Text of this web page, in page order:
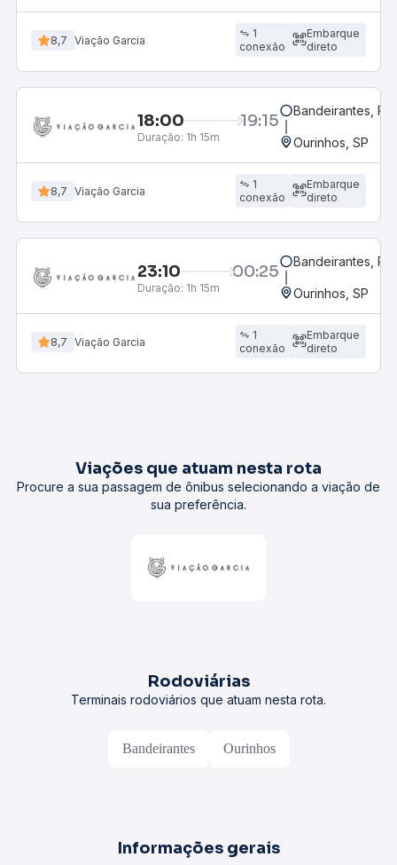
8,7 Viação Garcia
1
conexão
Embarque
direto
18:00 19:15
Duração: 1h 15m
Bandeirantes, PR
Ourinhos, SP
8,7 Viação Garcia
1
conexão
Embarque
direto
23:10 00:25
Duração: 1h 15m
Bandeirantes, PR
Ourinhos, SP
8,7 Viação Garcia
1
conexão
Embarque
direto
Viações que atuam nesta rota
Procure a sua passagem de ônibus selecionando a viação de
sua preferência.
Rodoviárias
Terminais rodoviários que atuam nesta rota.
Bandeirantes Ourinhos
Informações gerais